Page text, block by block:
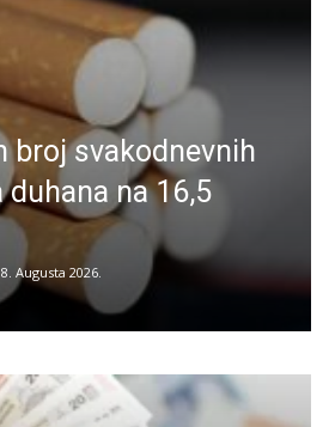
broj svakodnevnih
na 16,5
8. Augusta 2026.